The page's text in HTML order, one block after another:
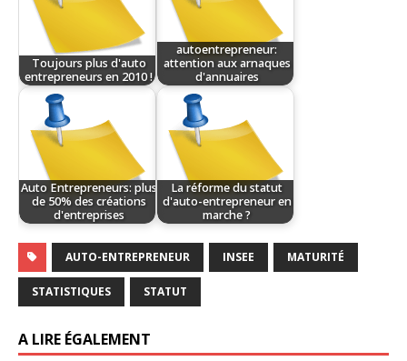
Toujours plus d'auto
entrepreneurs en 2010 !
autoentrepreneur:
attention aux arnaques
d'annuaires
Auto Entrepreneurs: plus
de 50% des créations
d'entreprises
La réforme du statut
d'auto-entrepreneur en
marche ?
AUTO-ENTREPRENEUR INSEE MATURITÉ
STATISTIQUES STATUT
A LIRE ÉGALEMENT